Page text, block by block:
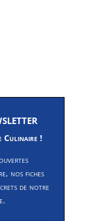
Culinaire !
nos fiches
de notre